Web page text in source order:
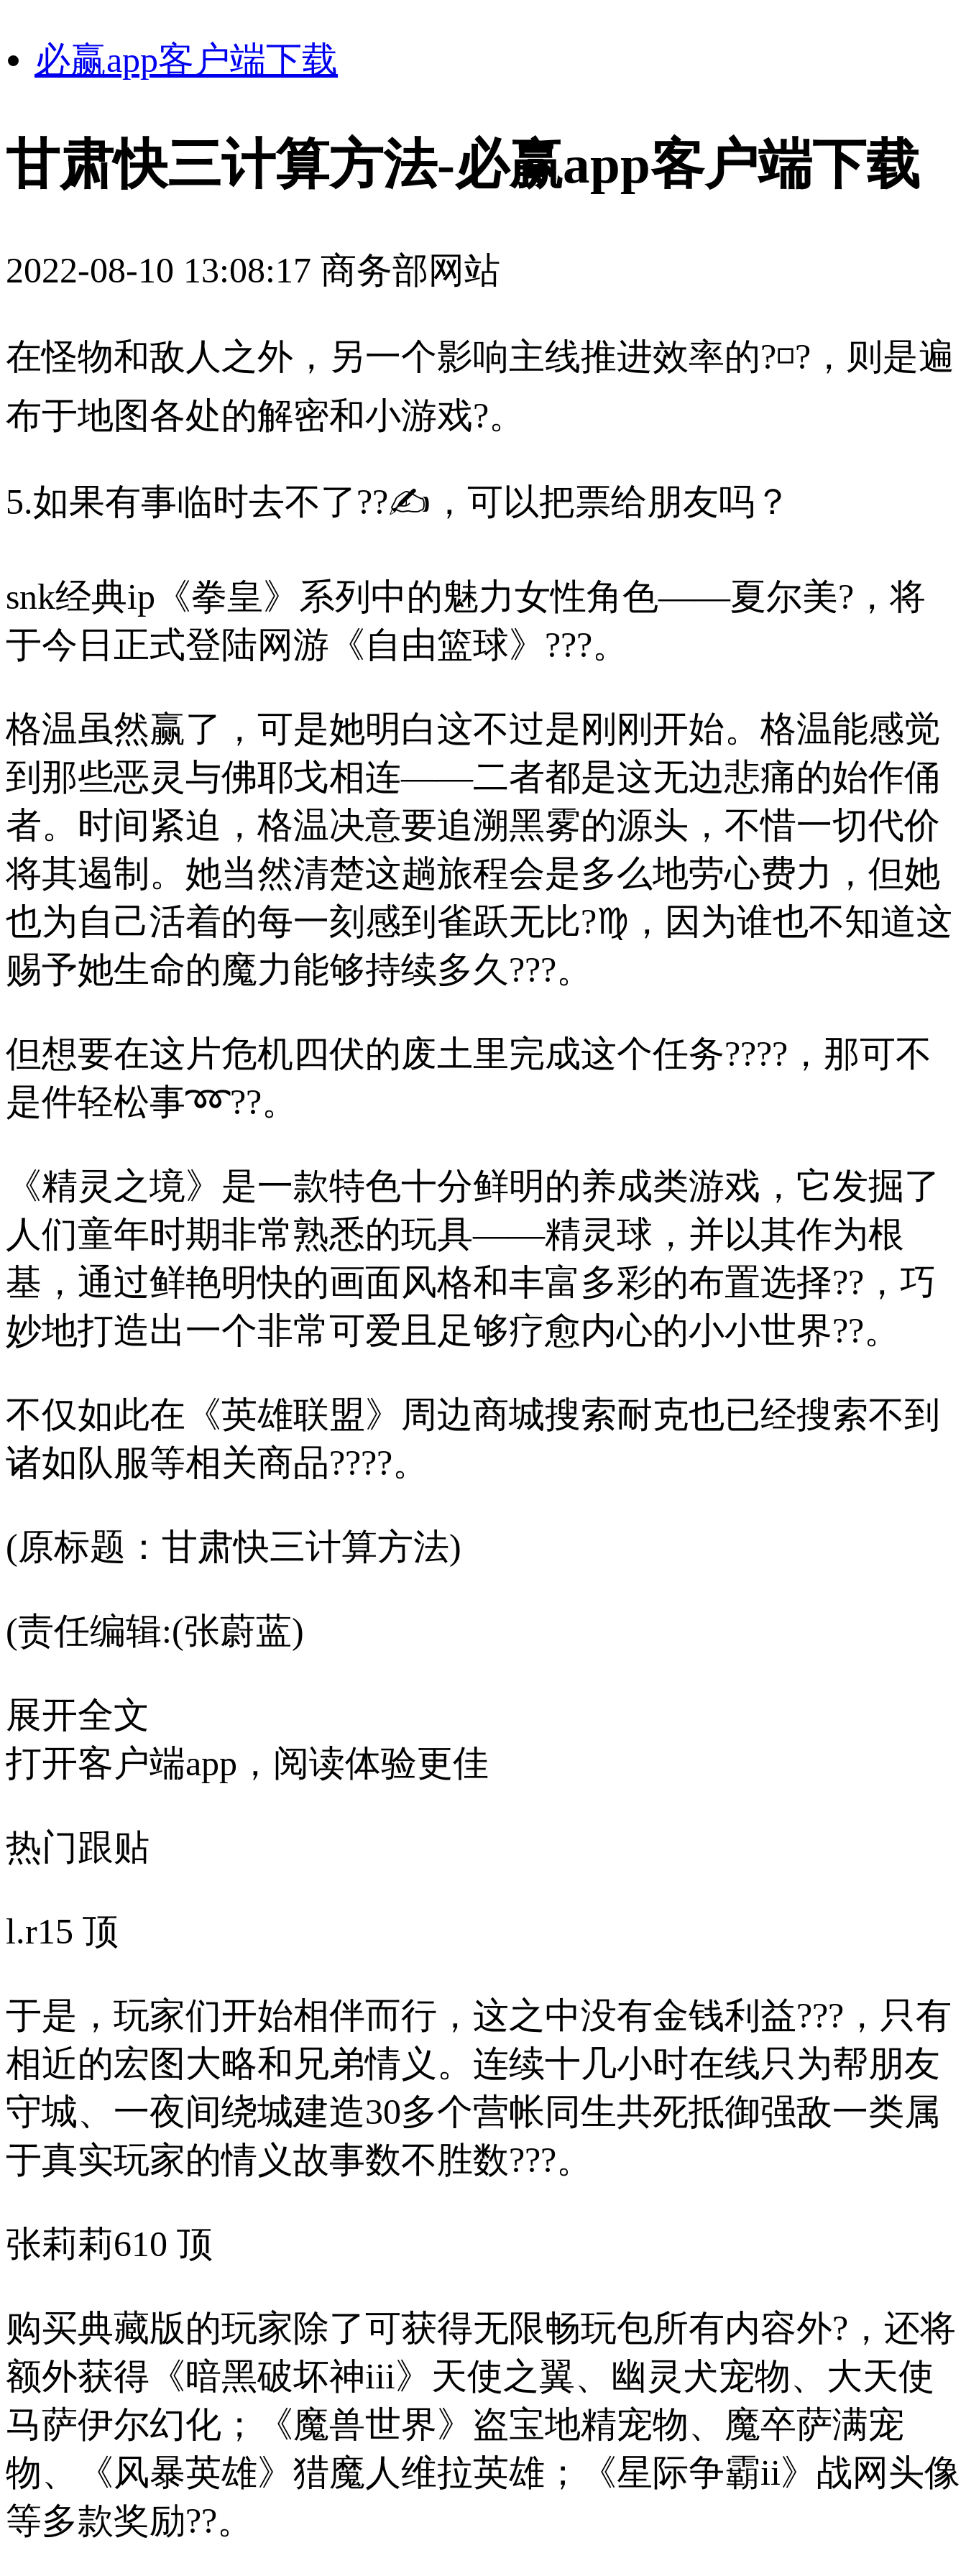
必赢app客户端下载
甘肃快三计算方法-必赢app客户端下载
2022-08-10 13:08:17 商务部网站
在怪物和敌人之外，另一个影响主线推进效率的?◽?，则是遍
布于地图各处的解密和小游戏?。
5.如果有事临时去不了??✍，可以把票给朋友吗？
snk经典ip《拳皇》系列中的魅力女性角色——夏尔美?，将
于今日正式登陆网游《自由篮球》???。
格温虽然赢了，可是她明白这不过是刚刚开始。格温能感觉
到那些恶灵与佛耶戈相连——二者都是这无边悲痛的始作俑
者。时间紧迫，格温决意要追溯黑雾的源头，不惜一切代价
将其遏制。她当然清楚这趟旅程会是多么地劳心费力，但她
也为自己活着的每一刻感到雀跃无比?♍，因为谁也不知道这
赐予她生命的魔力能够持续多久???。
但想要在这片危机四伏的废土里完成这个任务????，那可不
是件轻松事➿??。
《精灵之境》是一款特色十分鲜明的养成类游戏，它发掘了
人们童年时期非常熟悉的玩具——精灵球，并以其作为根
基，通过鲜艳明快的画面风格和丰富多彩的布置选择??，巧
妙地打造出一个非常可爱且足够疗愈内心的小小世界??。
不仅如此在《英雄联盟》周边商城搜索耐克也已经搜索不到
诸如队服等相关商品????。
(原标题：甘肃快三计算方法)
(责任编辑:(张蔚蓝)
展开全文
打开客户端app，阅读体验更佳
热门跟贴
l.r15 顶
于是，玩家们开始相伴而行，这之中没有金钱利益???，只有
相近的宏图大略和兄弟情义。连续十几小时在线只为帮朋友
守城、一夜间绕城建造30多个营帐同生共死抵御强敌一类属
于真实玩家的情义故事数不胜数???。
张莉莉610 顶
购买典藏版的玩家除了可获得无限畅玩包所有内容外?，还将
额外获得《暗黑破坏神iii》天使之翼、幽灵犬宠物、大天使
马萨伊尔幻化；《魔兽世界》盗宝地精宠物、魔卒萨满宠
物、《风暴英雄》猎魔人维拉英雄；《星际争霸ii》战网头像
等多款奖励??。